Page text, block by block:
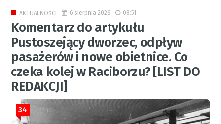
AKTUALNOŚCI 6 sierpnia 2026 08:51
Komentarz do artykułu
Pustoszejący dworzec, odpływ
pasażerów i nowe obietnice. Co
czeka kolej w Raciborzu? [LIST DO
REDAKCJI]
34